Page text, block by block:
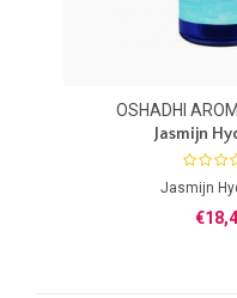
OSHADHI
Jasmijn
Jasmijn
Botanische naam: